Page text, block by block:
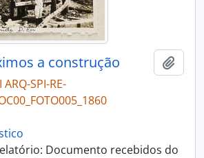
a construção
ARQ-SPI-RE-
Documento recebidos do